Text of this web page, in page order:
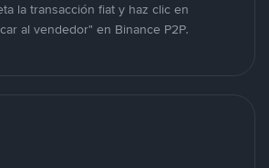
la transacción fiat y haz clic en
al vendedor" en Binance P2P.